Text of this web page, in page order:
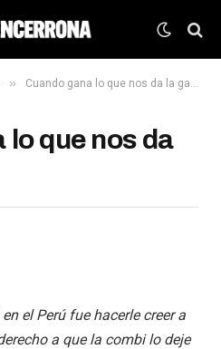
» Cuando gana lo que nos da la gana
lo que nos da
el Perú fue hacerle creer a
a que la combi lo deje